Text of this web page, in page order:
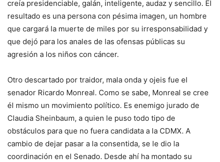
creía presidenciable, galán, inteligente, audaz y sencillo. El
resultado es una persona con pésima imagen, un hombre
que cargará la muerte de miles por su irresponsabilidad y
que dejó para los anales de las ofensas públicas su
agresión a los niños con cáncer.
Otro descartado por traidor, mala onda y ojeis fue el
senador Ricardo Monreal. Como se sabe, Monreal se cree
él mismo un movimiento político. Es enemigo jurado de
Claudia Sheinbaum, a quien le puso todo tipo de
obstáculos para que no fuera candidata a la CDMX. A
cambio de dejar pasar a la consentida, se le dio la
coordinación en el Senado. Desde ahí ha montado su